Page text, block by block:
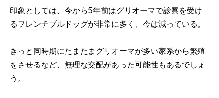
印象としては、今から5年前はグリオーマで診察を受け
るフレンチブルドッグが非常に多く、今は減っている。
きっと同時期にたまたまグリオーマが多い家系から繁殖
をさせるなど、無理な交配があった可能性もあるでしょ
う。